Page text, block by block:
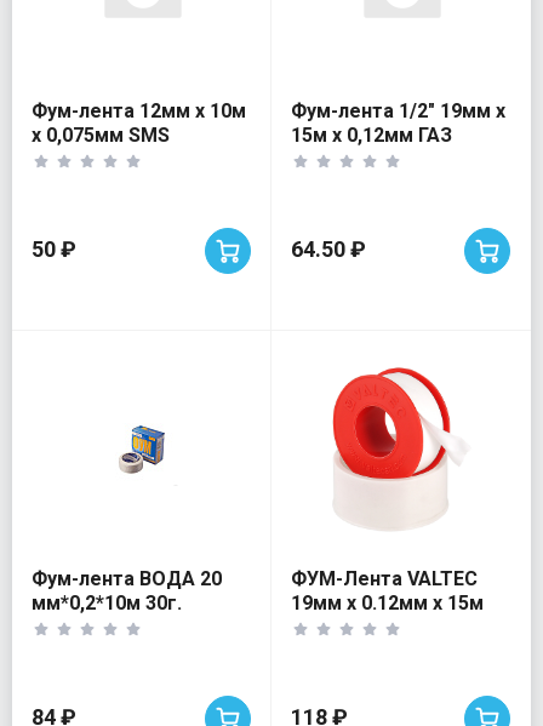
Фум-лента 12мм х 10м
х 0,075мм SMS
UNITAPE 0.30гр
50 ₽
Фум-лента 1/2" 19мм х
15м х 0,12мм ГАЗ
ЖЕЛТАЯ
64.50 ₽
Фум-лента ВОДА 20
мм*0,2*10м 30г.
Мастер line
84 ₽
ФУМ-Лента VALTEC
19мм х 0.12мм х 15м
118 ₽